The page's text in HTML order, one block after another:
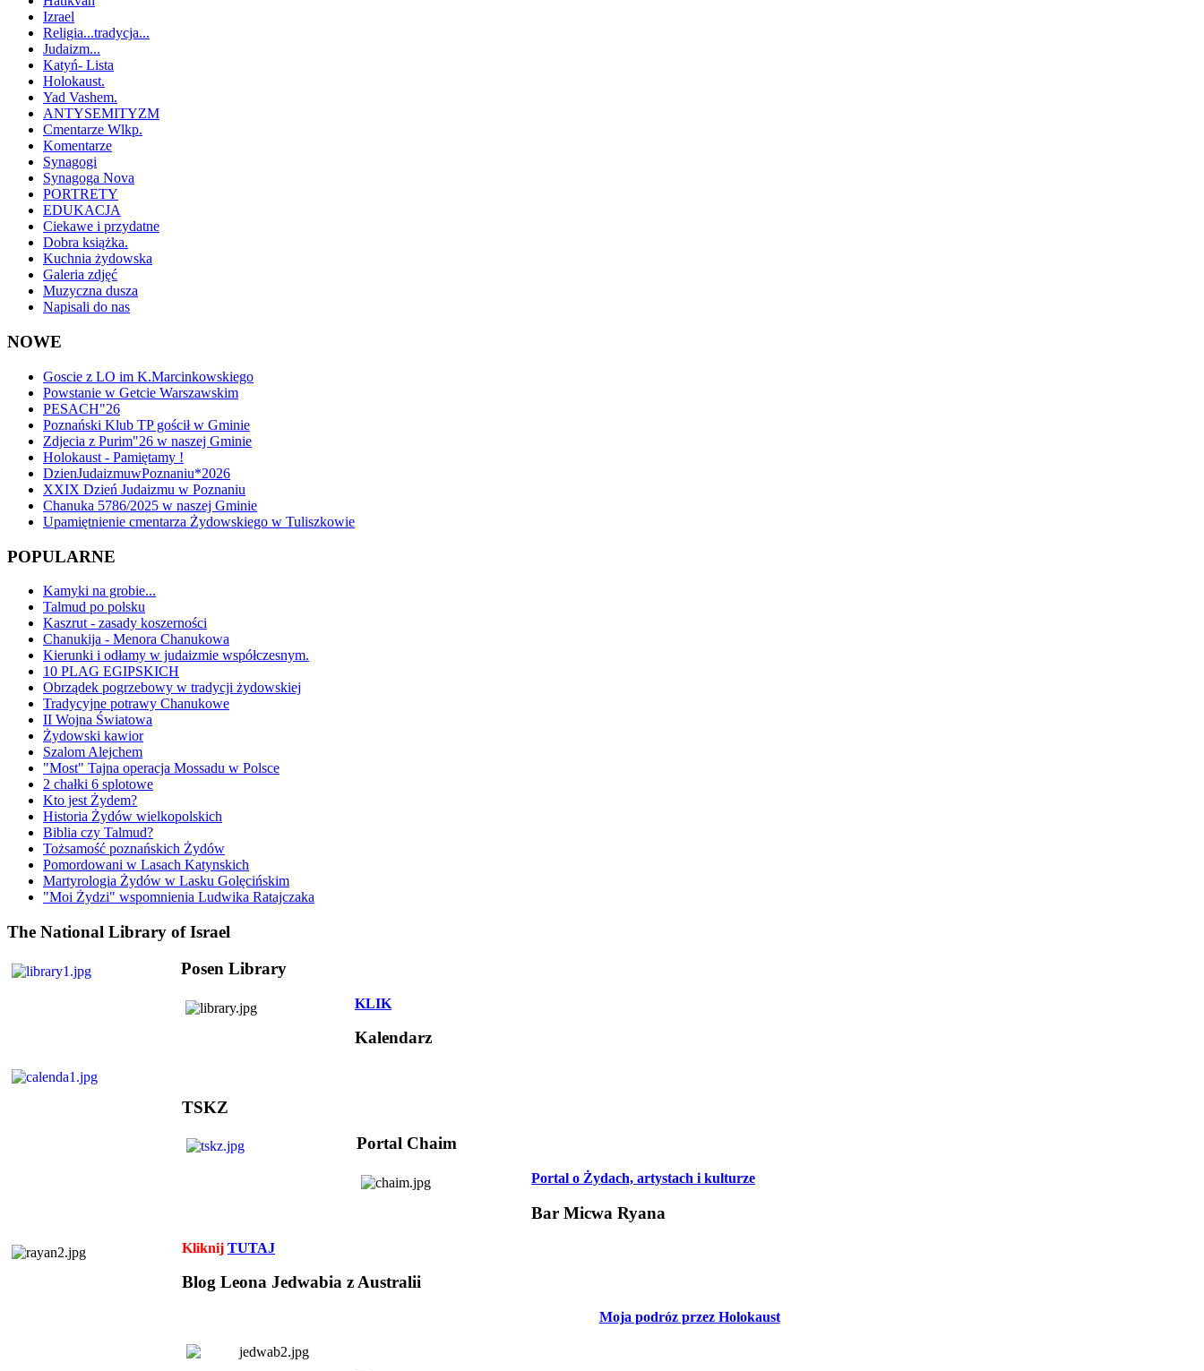
Izrael
Religia...tradycja...
Judaizm...
Katyń- Lista
Holokaust.
Yad Vashem.
ANTYSEMITYZM
Cmentarze Wlkp.
Komentarze
Synagogi
Synagoga Nova
PORTRETY
EDUKACJA
Ciekawe i przydatne
Dobra książka.
Kuchnia żydowska
Galeria zdjęć
Muzyczna dusza
Napisali do nas
NOWE
Goscie z LO im K.Marcinkowskiego
Powstanie w Getcie Warszawskim
PESACH"26
Poznański Klub TP gościł w Gminie
Zdjecia z Purim"26 w naszej Gminie
Holokaust - Pamiętamy !
DzienJudaizmuwPoznaniu*2026
XXIX Dzień Judaizmu w Poznaniu
Chanuka 5786/2025 w naszej Gminie
Upamiętnienie cmentarza Żydowskiego w Tuliszkowie
POPULARNE
Kamyki na grobie...
Talmud po polsku
Kaszrut - zasady koszerności
Chanukija - Menora Chanukowa
Kierunki i odłamy w judaizmie współczesnym.
10 PLAG EGIPSKICH
Obrządek pogrzebowy w tradycji żydowskiej
Tradycyjne potrawy Chanukowe
II Wojna Światowa
Żydowski kawior
Szalom Alejchem
"Most" Tajna operacja Mossadu w Polsce
2 chałki 6 splotowe
Kto jest Żydem?
Historia Żydów wielkopolskich
Biblia czy Talmud?
Tożsamość poznańskich Żydów
Pomordowani w Lasach Katynskich
Martyrologia Żydów w Lasku Golęcińskim
"Moi Żydzi" wspomnienia Ludwika Ratajczaka
The National Library of Israel
Posen Library
KLIK
Kalendarz
TSKZ
Portal Chaim
Portal o Żydach, artystach i kulturze
Bar Micwa Ryana
Kliknij TUTAJ
Blog Leona Jedwabia z Australii
Moja podróz przez Holokaust